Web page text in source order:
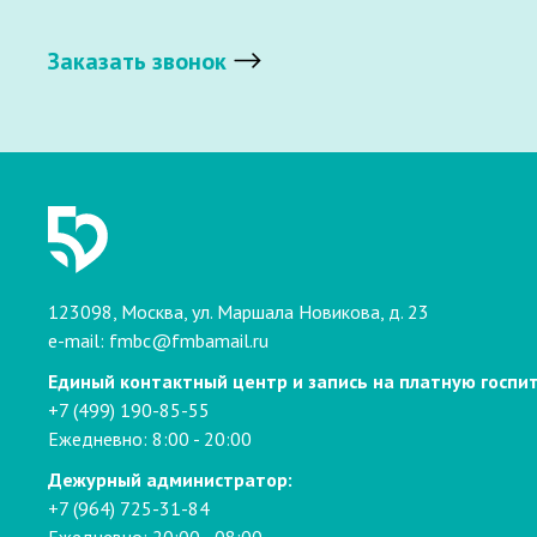
Заказать звонок
123098, Москва, ул. Маршала Новикова, д. 23
e-mail: fmbc@fmbamail.ru
Единый контактный центр и запись на платную
+7 (499) 190-85-55
Ежедневно: 8:00 - 20:00
Дежурный администратор:
+7 (964) 725-31-84